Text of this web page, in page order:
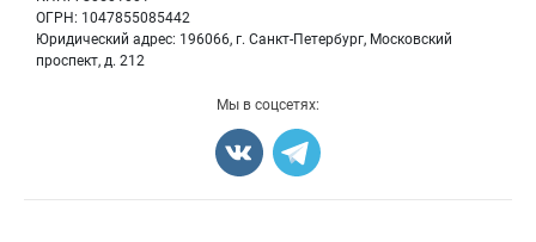
ОГРН: 1047855085442
Юридический адрес: 196066, г. Санкт-Петербург, Московский
проспект, д. 212
Мы в соцсетях: